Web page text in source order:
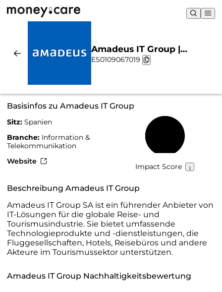
Amadeus IT Group |
Nachhaltigkeit & Chart
ES0109067019
Basisinfos zu Amadeus IT Group
Sitz: Spanien
Branche: Information &
Telekommunikation
Website
Impact Score
Beschreibung Amadeus IT Group
Amadeus IT Group SA ist ein führender Anbieter von
IT-Lösungen für die globale Reise- und
Tourismusindustrie. Sie bietet umfassende
Technologieprodukte und -dienstleistungen, die
Fluggesellschaften, Hotels, Reisebüros und andere
Akteure im Tourismussektor unterstützen.
Amadeus IT Group Nachhaltigkeitsbewertung